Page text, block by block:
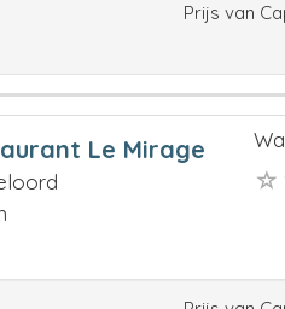
Prijs van
Le Mirage